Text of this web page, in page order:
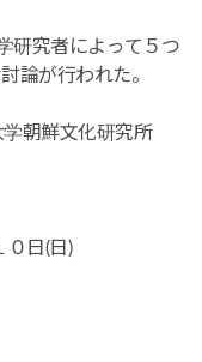
研究者によって５つ
論が行われた。
朝鮮文化研究所
日(日)